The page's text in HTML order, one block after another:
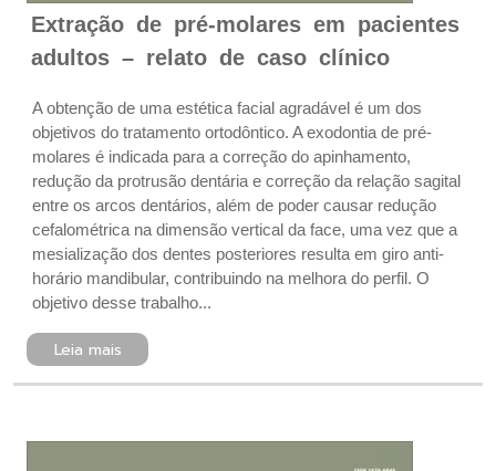
Extração de pré-molares em pacientes
adultos – relato de caso clínico
A obtenção de uma estética facial agradável é um dos
objetivos do tratamento ortodôntico. A exodontia de pré-
molares é indicada para a correção do apinhamento,
redução da protrusão dentária e correção da relação sagital
entre os arcos dentários, além de poder causar redução
cefalométrica na dimensão vertical da face, uma vez que a
mesialização dos dentes posteriores resulta em giro anti-
horário mandibular, contribuindo na melhora do perfil. O
objetivo desse trabalho...
Leia mais